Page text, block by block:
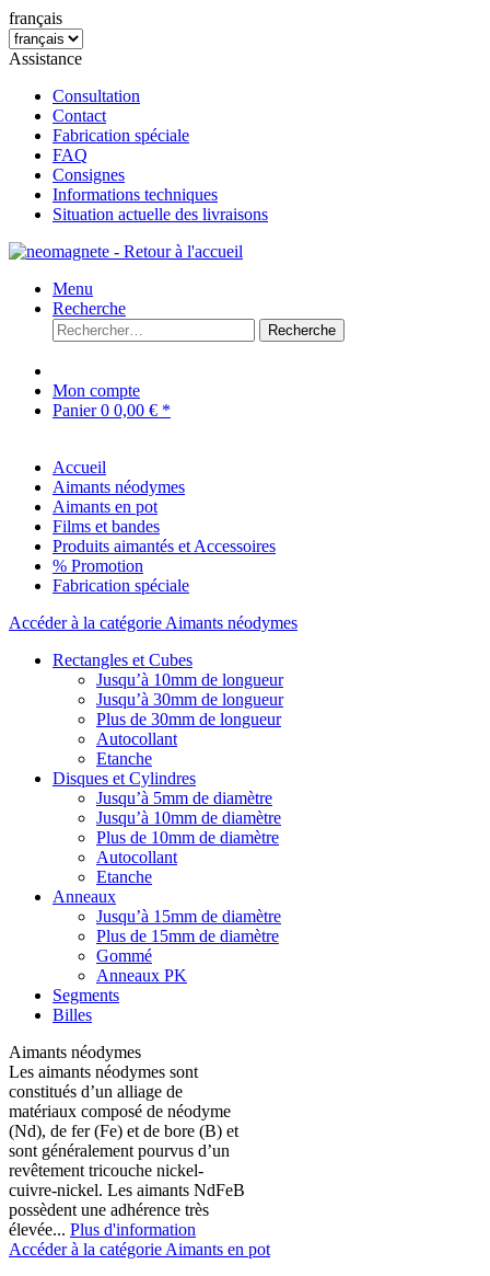
français
Assistance
Consultation
Contact
Fabrication spéciale
FAQ
Consignes
Informations techniques
Situation actuelle des livraisons
Menu
Recherche
Recherche
Mon compte
Panier0 0,00 € *
Accueil
Aimants néodymes
Aimants en pot
Films et bandes
Produits aimantés et Accessoires
% Promotion
Fabrication spéciale
Accéder à la catégorie Aimants néodymes
Rectangles et Cubes
Jusqu’à 10mm de longueur
Jusqu’à 30mm de longueur
Plus de 30mm de longueur
Autocollant
Etanche
Disques et Cylindres
Jusqu’à 5mm de diamètre
Jusqu’à 10mm de diamètre
Plus de 10mm de diamètre
Autocollant
Etanche
Anneaux
Jusqu’à 15mm de diamètre
Plus de 15mm de diamètre
Gommé
Anneaux PK
Segments
Billes
Aimants néodymes
Les aimants néodymes sont
constitués d’un alliage de
matériaux composé de néodyme
(Nd), de fer (Fe) et de bore (B) et
sont généralement pourvus d’un
revêtement tricouche nickel-
cuivre-nickel. Les aimants NdFeB
possèdent une adhérence très
élevée... Plus d'information
Accéder à la catégorie Aimants en pot